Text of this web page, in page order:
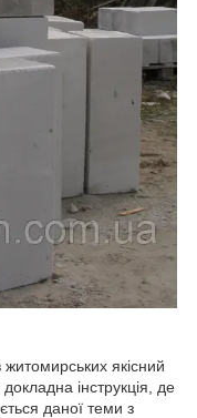
якісний
інструкція, де
даної теми з